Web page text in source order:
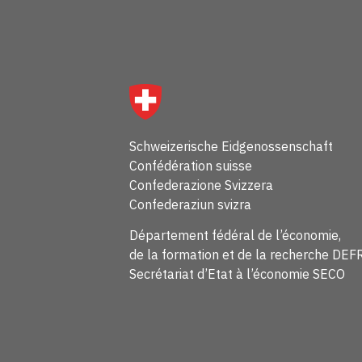
Schweizerische Eidgenossenschaft
Confédération suisse
Confederazione Svizzera
Confederaziun svizra
Département fédéral de l’économie,
de la formation et de la recherche
Secrétariat d’Etat à l’économie SECO